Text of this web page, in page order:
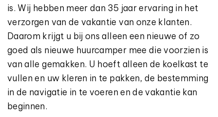
is. Wij hebben meer dan 35 jaar ervaring in het
verzorgen van de vakantie van onze klanten.
Daarom krijgt u bij ons alleen een nieuwe of zo
goed als nieuwe huurcamper mee die voorzien is
van alle gemakken. U hoeft alleen de koelkast te
vullen en uw kleren in te pakken, de bestemming
in de navigatie in te voeren en de vakantie kan
beginnen.